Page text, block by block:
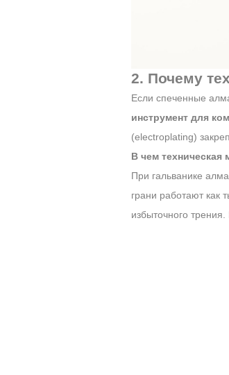
2. Почему
Если спеченные
инструмент для
(electroplating)
В чем техническая
При гальванике
грани работают как
избыточного